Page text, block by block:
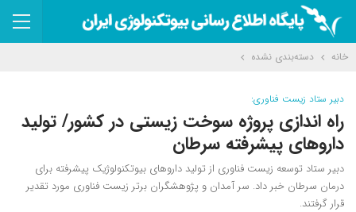
خانه دسته‌بندی نشده
دبیر ستاد زیست فناوری:
راه اندازی پروژه سوخت زیستی در کشور/ تولید
داروهای پیشرفته سرطان
دبیر ستاد توسعه زیست فناوری از تولید داروهای بیوتکنولوژیک پیشرفته برای
درمان سرطان خبر داد. سر آمدان و پژوهشگران برتر زیست فناوری مورد تقدیر
قرار گرفتند.